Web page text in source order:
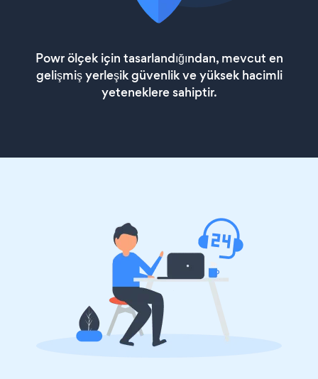
Powr ölçek için tasarlandığından, mevcut en
gelişmiş yerleşik güvenlik ve yüksek hacimli
yeteneklere sahiptir.